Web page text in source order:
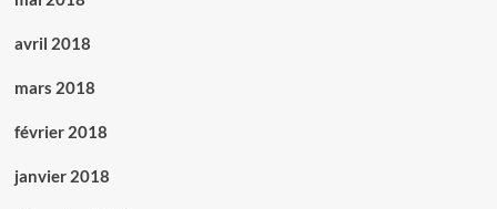
avril 2018
mars 2018
février 2018
janvier 2018